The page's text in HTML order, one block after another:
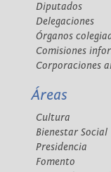
Diputados
Delegaciones
Órganos
Comisiones
Corporaciones
Áreas
Cultura
Bienestar Social
Presidencia
Fomento